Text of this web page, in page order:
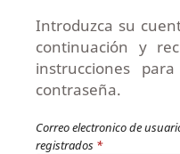
Introduzca su
continuación y
instrucciones
contraseña.
Correo electronico de
registrados *